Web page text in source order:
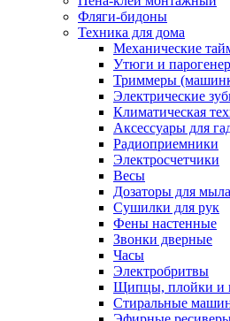
Фляги-бидоны
Техника для дома
Механические
Утюги и
Триммеры
Электрические
Климатическая
Аксессуары для
Радиоприемники
Электросчетчики
Весы
Дозаторы для мыла
Сушилки для рук
Фены настенные
Звонки дверные
Часы
Электробритвы
Щипцы, плойки и
Стиральные